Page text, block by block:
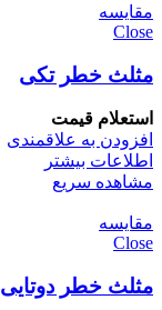
مقایسه
Close
مثلث خطر تکی
استعلام قیمت
افزودن به علاقمندی
اطلاعات بیشتر
مشاهده سریع
مقایسه
Close
مثلث خطر دوتایی